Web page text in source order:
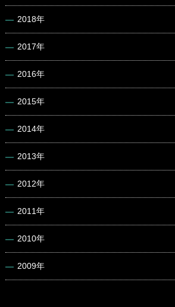
2018年
2017年
2016年
2015年
2014年
2013年
2012年
2011年
2010年
2009年